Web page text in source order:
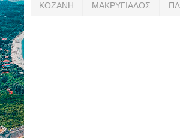
ΚΟΖΑΝΗ ΜΑΚΡΥΓΙΑΛΟΣ